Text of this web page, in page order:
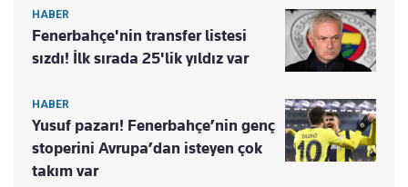
HABER
Fenerbahçe'nin transfer listesi
sızdı! İlk sırada 25'lik yıldız var
HABER
Yusuf pazarı! Fenerbahçe’nin genç
stoperini Avrupa’dan isteyen çok
takım var